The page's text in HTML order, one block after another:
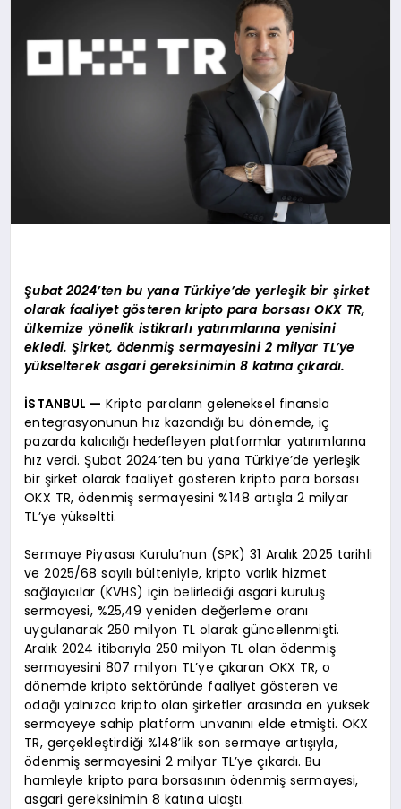
MAGAZİN
Şubat 2024’ten bu yana Türkiye’de yerleşik bir şirket
olarak faaliyet gösteren kripto para borsası OKX TR,
ülkemize yönelik istikrarlı yatırımlarına yenisini
ekledi. Şirket, ödenmiş sermayesini 2 milyar TL’ye
yükselterek asgari gereksinimin 8 katına çıkardı.
İSTANBUL — Kripto paraların geleneksel finansla
entegrasyonunun hız kazandığı bu dönemde, iç
pazarda kalıcılığı hedefleyen platformlar yatırımlarına
hız verdi. Şubat 2024’ten bu yana Türkiye’de yerleşik
bir şirket olarak faaliyet gösteren kripto para borsası
OKX TR, ödenmiş sermayesini %148 artışla 2 milyar
TL’ye yükseltti.
Sermaye Piyasası Kurulu’nun (SPK) 31 Aralık 2025 tarihli
ve 2025/68 sayılı bülteniyle, kripto varlık hizmet
sağlayıcılar (KVHS) için belirlediği asgari kuruluş
sermayesi, %25,49 yeniden değerleme oranı
uygulanarak 250 milyon TL olarak güncellenmişti.
Aralık 2024 itibarıyla 250 milyon TL olan ödenmiş
sermayesini 807 milyon TL’ye çıkaran OKX TR, o
dönemde kripto sektöründe faaliyet gösteren ve
odağı yalnızca kripto olan şirketler arasında en yüksek
sermayeye sahip platform unvanını elde etmişti. OKX
TR, gerçekleştirdiği %148’lik son sermaye artışıyla,
ödenmiş sermayesini 2 milyar TL’ye çıkardı. Bu
hamleyle kripto para borsasının ödenmiş sermayesi,
asgari gereksinimin 8 katına ulaştı.